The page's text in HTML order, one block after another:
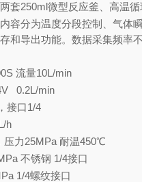
套250ml微型反应釜、高温
容分为温度分段控制、气体
和导出功能。数据采集频率
流量10L/min
0.2L/min
接口1/4
h
力25MPa 耐温450℃
不锈钢 1/4接口
1/4螺纹接口